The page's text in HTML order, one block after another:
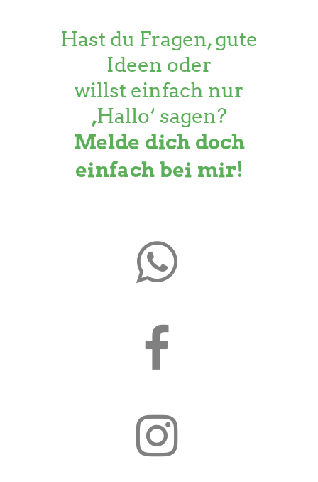
Hast du Fragen, gute
Ideen oder
willst einfach nur
‚Hallo‘ sagen?
Melde dich doch
einfach bei mir!